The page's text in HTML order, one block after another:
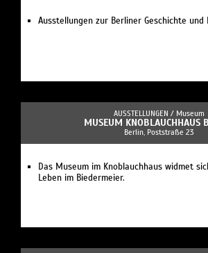
Ausstellungen zur Berliner Geschichte und
AUSSTELLUNGEN / Museum
MUSEUM KNOBLAUCHHAUS
Berlin, Poststraße 23
Das Museum im Knoblauchhaus widmet
Leben im Biedermeier.